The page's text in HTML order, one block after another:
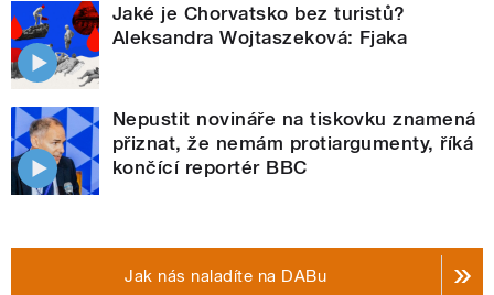
Jaké je Chorvatsko bez turistů?
Aleksandra Wojtaszeková: Fjaka
Nepustit novináře na tiskovku znamená
přiznat, že nemám protiargumenty, říká
končící reportér BBC
Jak nás naladíte na DABu